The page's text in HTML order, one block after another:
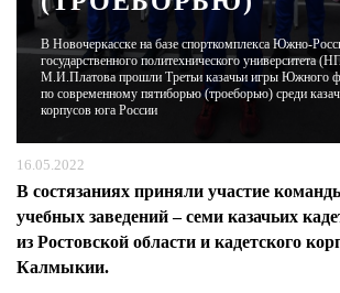
ЖУРНАЛ
В Новочеркасске на базе спорткомплекса Южно-
государственного политехнического университета
М.И.Платова прошли Третьи казачьи игры Южного
по современному пятиборью (троеборью) среди
корпусов юга России
16.05.2022
В состязаниях приняли участие
учебных заведений – семи казачьих
из Ростовской области и кадетского
Калмыкии.